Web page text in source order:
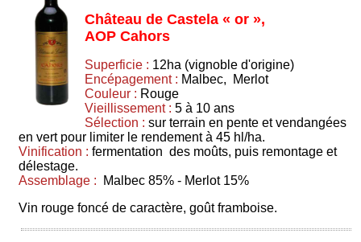
Château de Castela « or »,
AOP Cahors
Superficie : 12ha (vignoble d'origine)
Encépagement : Malbec, Merlot
Couleur : Rouge
Vieillissement : 5 à 10 ans
Sélection : sur terrain en pente et vendangées
en vert pour limiter le rendement à 45 hl/ha.
Vinification : fermentation des moûts, puis remontage et
délestage.
Assemblage : Malbec 85% - Merlot 15%
Vin rouge foncé de caractère, goût framboise.